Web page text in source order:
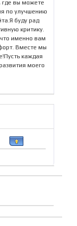
где вы можете
по улучшению
буду рад
критику.
именно вам
Вместе мы
каждая
моего